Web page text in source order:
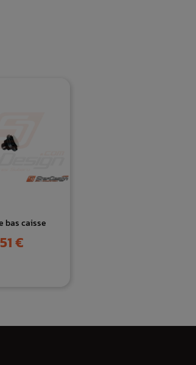
bas caisse
€